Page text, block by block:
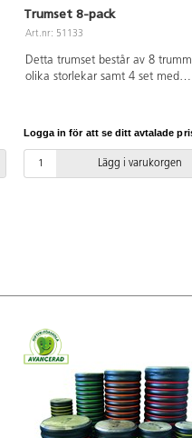
Trumset 8-pack
Art.nr: 51133
Detta trumset består av 8
olika storlekar samt 4 set med
barn kan bära dem, samtidigt
är robusta vilket gör att de inte
Logga in för att se ditt avtalade
Lägg i varukorgen